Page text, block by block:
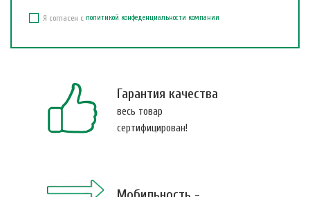
Я согласен с политикой конфеденциальности компании
Гарантия качества
весь товар
сертифицирован!